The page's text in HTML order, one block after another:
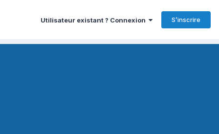
Utilisateur existant ? Connexion S’inscrire